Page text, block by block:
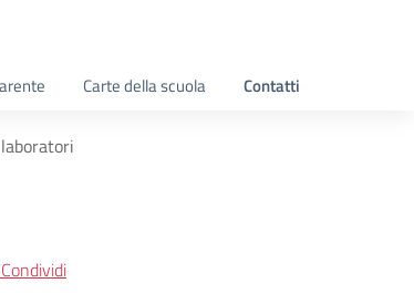
Carte della scuola Contatti